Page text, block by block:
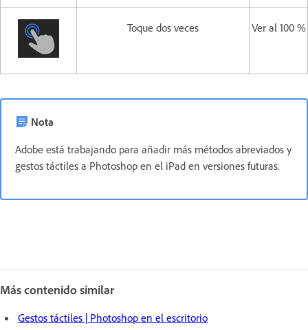
Toque dos veces Ver al 100 %
Nota
Adobe está trabajando para añadir más métodos abreviados y
gestos táctiles a Photoshop en el iPad en versiones futuras.
Más contenido similar
Gestos táctiles | Photoshop en el escritorio